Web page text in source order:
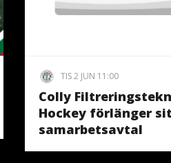
TIS 2 JUN 11:00
Colly
Hockey förlänger
samarbetsavtal